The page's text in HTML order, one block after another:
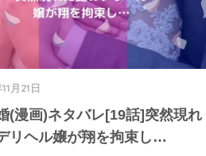
月21日
(漫画)ネタバレ[19話]突然現れ
リヘル嬢が翔を拘束し…